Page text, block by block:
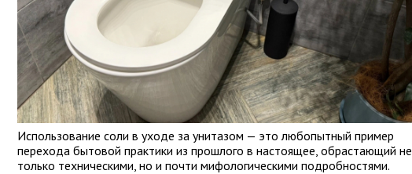
Использование соли в уходе за унитазом — это любопытный пример
перехода бытовой практики из прошлого в настоящее, обрастающий не
только техническими, но и почти мифологическими подробностями.